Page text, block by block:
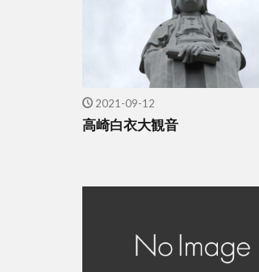
2021-09-12
高崎白衣大観音